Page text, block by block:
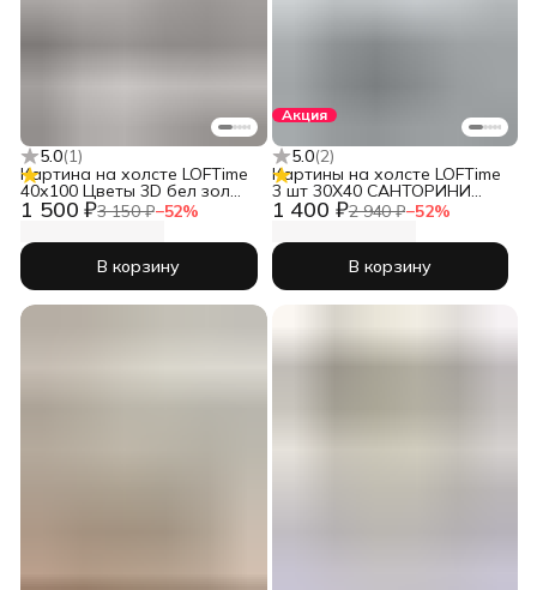
5.0(1)
1 500 ₽3 150 ₽−52%
Картина на холсте LOFTime
40х100 Цветы 3D бел зол
КБ-1882-40100
В корзину
Акция
5.0(2)
1 400 ₽2 940 ₽−52%
Картины на холсте LOFTime
3 шт 30Х40 САНТОРИНИ
К-723-3040
В корзину